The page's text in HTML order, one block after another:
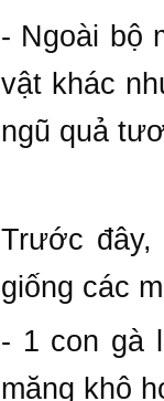
- Ngoài bộ
vật khác
ngũ quả
Trước đây,
giống các
- 1 con gà
măng khô